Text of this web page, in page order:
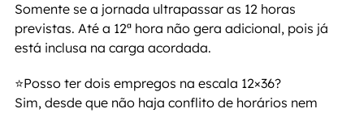
Somente se a jornada ultrapassar as 12 horas
previstas. Até a 12ª hora não gera adicional, pois já
está inclusa na carga acordada.
⭐Posso ter dois empregos na escala 12×36?
Sim, desde que não haja conflito de horários nem